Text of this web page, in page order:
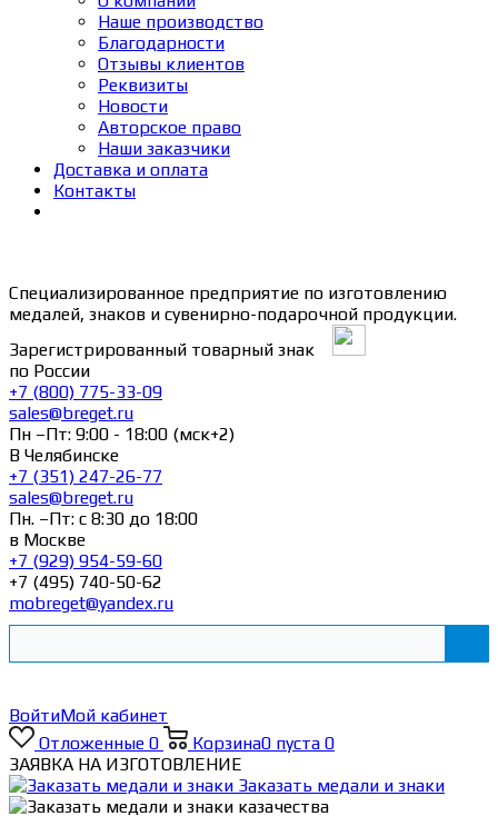
Наше производство
Благодарности
Отзывы клиентов
Реквизиты
Новости
Авторское право
Наши заказчики
Доставка и оплата
Контакты
Специализированное предприятие по изготовлению
медалей, знаков и сувенирно-подарочной продукции.
Зарегистрированный товарный знак
по России
+7 (800) 775-33-09
sales@breget.ru
Пн –Пт: 9:00 - 18:00 (мск+2)
В Челябинске
+7 (351) 247-26-77
sales@breget.ru
Пн. –Пт: с 8:30 до 18:00
в Москве
+7 (929) 954-59-60
+7 (495) 740-50-62
mobreget@yandex.ru
ВойтиМой кабинет
Отложенные 0 Корзина0 пуста 0
ЗАЯВКА НА ИЗГОТОВЛЕНИЕ
Заказать медали и знаки